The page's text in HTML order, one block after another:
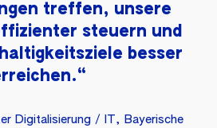
treffen, unsere
steuern und
besser
Digitalisierung / IT, Bayerische